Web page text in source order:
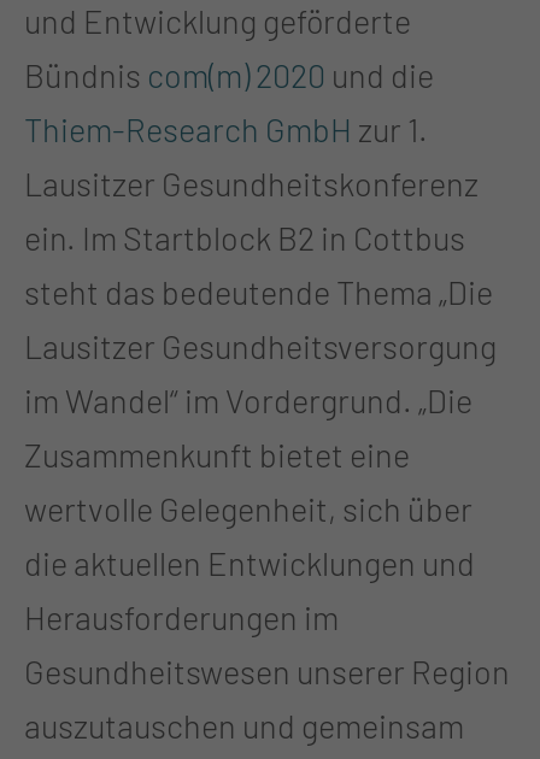
und Entwicklung geförderte
Bündnis com(m) 2020 und die
Thiem-Research GmbH zur 1.
Lausitzer Gesundheitskonferenz
ein. Im Startblock B2 in Cottbus
steht das bedeutende Thema „Die
Lausitzer Gesundheitsversorgung
im Wandel“ im Vordergrund. „Die
Zusammenkunft bietet eine
wertvolle Gelegenheit, sich über
die aktuellen Entwicklungen und
Herausforderungen im
Gesundheitswesen unserer Region
auszutauschen und gemeinsam